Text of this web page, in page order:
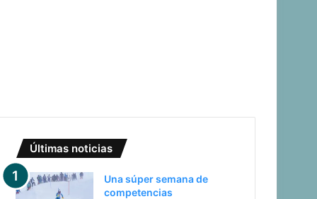
Últimas noticias
Una súper semana de
competencias